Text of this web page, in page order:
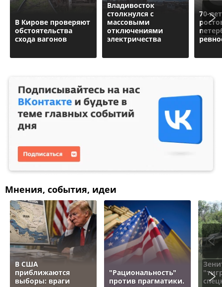
В Кирове проверяют
обстоятельства
схода вагонов
Владивосток
столкнулся с
массовыми
отключениями
электричества
70-
Мнения, события, идеи
В США
приближаются
выборы: враги
"Рациональность"
против прагматики.